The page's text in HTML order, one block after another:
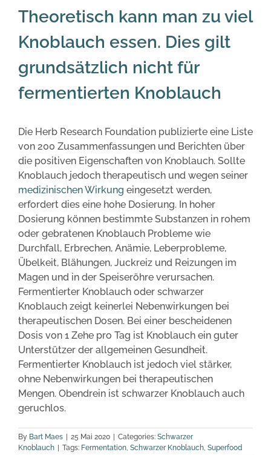
Theoretisch kann man zu viel
Knoblauch essen. Dies gilt
grundsätzlich nicht für
fermentierten Knoblauch
Die Herb Research Foundation publizierte eine Liste
von 200 Zusammenfassungen und Berichten über
die positiven Eigenschaften von Knoblauch. Sollte
Knoblauch jedoch therapeutisch und wegen seiner
medizinischen Wirkung eingesetzt werden,
erfordert dies eine hohe Dosierung. In hoher
Dosierung können bestimmte Substanzen in rohem
oder gebratenen Knoblauch Probleme wie
Durchfall, Erbrechen, Anämie, Leberprobleme,
Übelkeit, Blähungen, Juckreiz und Reizungen im
Magen und in der Speiseröhre verursachen.
Fermentierter Knoblauch oder schwarzer
Knoblauch zeigt keinerlei Nebenwirkungen bei
therapeutischen Dosen. Bei einer bescheidenen
Dosis von 1 Zehe pro Tag ist Knoblauch ein guter
Unterstützer der allgemeinen Gesundheit.
Fermentierter Knoblauch ist jedoch viel stärker,
ohne Nebenwirkungen bei therapeutischen
Mengen. Obendrein ist schwarzer Knoblauch auch
geruchlos.
By Bart Maes | 25 Mai 2020 | Categories: Schwarzer
Knoblauch | Tags: Fermentation Schwarzer Knoblauch Superfood